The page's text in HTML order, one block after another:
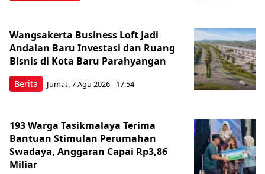
Berita
Wangsakerta Business Loft Jadi
Andalan Baru Investasi dan Ruang
Bisnis di Kota Baru Parahyangan
Jumat, 7 Agu 2026 - 17:54
193 Warga Tasikmalaya Terima
Bantuan Stimulan Perumahan
Swadaya, Anggaran Capai Rp3,86
Miliar